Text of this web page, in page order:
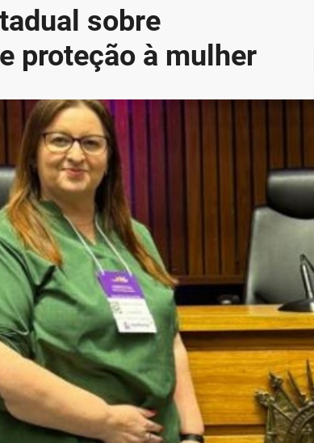
sobre
proteção à mulher